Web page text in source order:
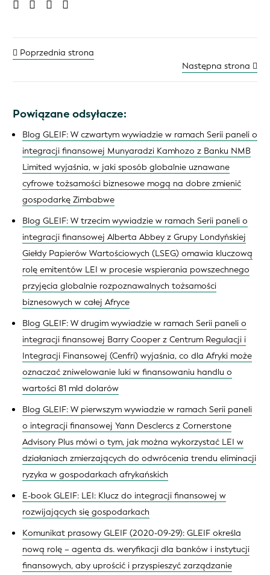
Poprzednia strona
Następna strona
Powiązane odsyłacze:
Blog GLEIF: W czwartym wywiadzie w ramach Serii paneli o
integracji finansowej Munyaradzi Kamhozo z Banku NMB
Limited wyjaśnia, w jaki sposób globalnie uznawane
cyfrowe tożsamości biznesowe mogą na dobre zmienić
gospodarkę Zimbabwe
Blog GLEIF: W trzecim wywiadzie w ramach Serii paneli o
integracji finansowej Alberta Abbey z Grupy Londyńskiej
Giełdy Papierów Wartościowych (LSEG) omawia kluczową
rolę emitentów LEI w procesie wspierania powszechnego
przyjęcia globalnie rozpoznawalnych tożsamości
biznesowych w całej Afryce
Blog GLEIF: W drugim wywiadzie w ramach Serii paneli o
integracji finansowej Barry Cooper z Centrum Regulacji i
Integracji Finansowej (Cenfri) wyjaśnia, co dla Afryki może
oznaczać zniwelowanie luki w finansowaniu handlu o
wartości 81 mld dolarów
Blog GLEIF: W pierwszym wywiadzie w ramach Serii paneli
o integracji finansowej Yann Desclercs z Cornerstone
Advisory Plus mówi o tym, jak można wykorzystać LEI w
działaniach zmierzających do odwrócenia trendu eliminacji
ryzyka w gospodarkach afrykańskich
E-book GLEIF: LEI: Klucz do integracji finansowej w
rozwijających się gospodarkach
Komunikat prasowy GLEIF (2020-09-29): GLEIF określa
nową rolę – agenta ds. weryfikacji dla banków i instytucji
finansowych, aby uprościć i przyspieszyć zarządzanie